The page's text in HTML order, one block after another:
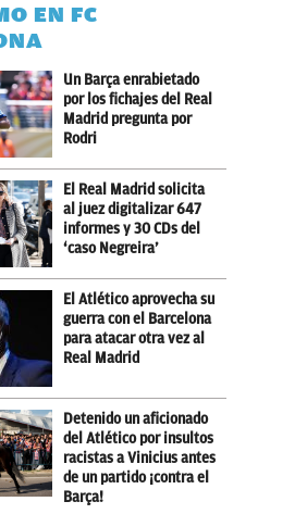
EN FC
Un Barça enrabietado
por los fichajes del Real
Madrid pregunta por
Rodri
El Real Madrid solicita
al juez digitalizar 647
informes y 30 CDs del
‘caso Negreira’
El Atlético aprovecha su
guerra con el Barcelona
para atacar otra vez al
Real Madrid
Detenido un aficionado
del Atlético por insultos
racistas a Vinicius antes
de un partido ¡contra el
Barça!